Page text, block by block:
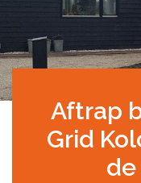
Aftrap
Grid